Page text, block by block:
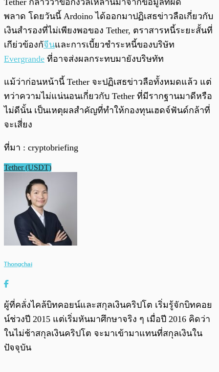
Tether กล่าวว่าข้อกังวลเหล่านี้มาจากข้อมูลที่ผิด
พลาด โดยวันนี้ Ardoino ได้ออกมาปฏิเสธข่าวลือเกี่ยวกับ
เงินสำรองที่ไม่เพียงพอของ Tether, ตราสารหนี้ระยะสั้นที่
เกีย่วข้องกัจีนและการเบี้ยวชำระหนี้ของบริษัท
Evergrande ที่อาจส่งผลกระทบมายังบริษทัท
แม้ว่าก่อนหน้านี้ Tether จะปฏิเสธข่าวลือทั้งหมดแล้ว แต่
ทว่าความไม่แน่นอนเกี่ยวกับ Tether ที่มีรากฐานมาดีหรือ
ไม่ดีนั้น เป็นเหตุผลสำคัญที่ทำให้กองทุนเฮดจ์ฟันด์กล้าที่
จะเสี่ยง
ที่มา : cryptobriefing
Tether (USDT)
Thongchai
ผู้ที่คลั่งไคล้บิทคอยน์และสกุลเงินคริปโต เริ่มรู้จักบิทคอย
น์ช่วงปี 2015 แต่เริ่มหันมาศึกษาจริง ๆ เมื่อปี 2016 คิดว่า
ในไม่ช้าสกุลเงินคริปโต จะมาเข้ามาแทนที่สกุลเงินใน
ปัจจุบัน